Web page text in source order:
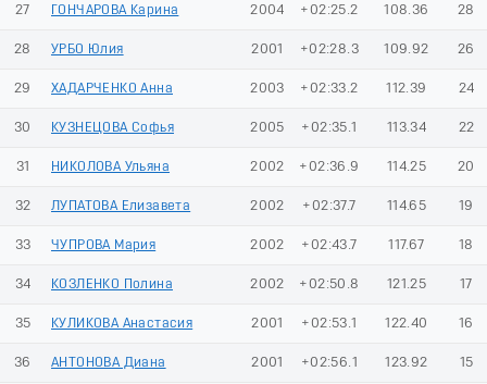
27 ГОНЧАРОВА Карина 2004 +02:25.2 108.36 28
28 УРБО Юлия 2001 +02:28.3 109.92 26
29 ХАДАРЧЕНКО Анна 2003 +02:33.2 112.39 24
30 КУЗНЕЦОВА Софья 2005 +02:35.1 113.34 22
31 НИКОЛОВА Ульяна 2002 +02:36.9 114.25 20
32 ЛУПАТОВА Елизавета 2002 +02:37.7 114.65 19
33 ЧУПРОВА Мария 2002 +02:43.7 117.67 18
34 КОЗЛЕНКО Полина 2002 +02:50.8 121.25 17
35 КУЛИКОВА Анастасия 2001 +02:53.1 122.40 16
36 АНТОНОВА Диана 2001 +02:56.1 123.92 15